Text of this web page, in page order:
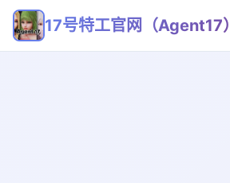
17号特工官网（Agent17）